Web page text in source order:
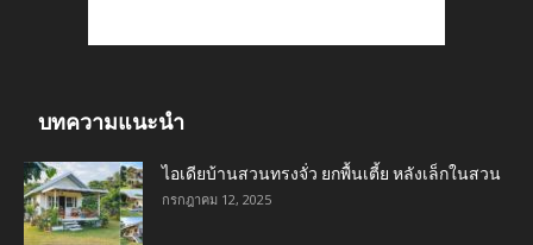
บทความแนะนำ
ไอเดียบ้านสวนทรงจั่ว ยกพื้นเตี้ย หลังเล็กในสวน
กรกฎาคม 12, 2025